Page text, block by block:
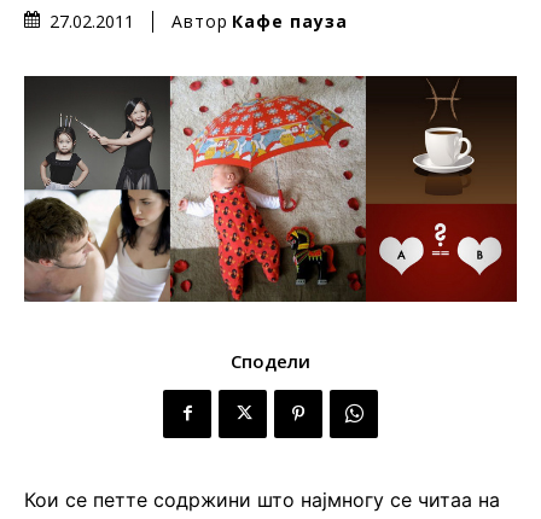
27.02.2011 Автор Кафе пауза
Сподели
Кои се петте содржини што најмногу се читаа на